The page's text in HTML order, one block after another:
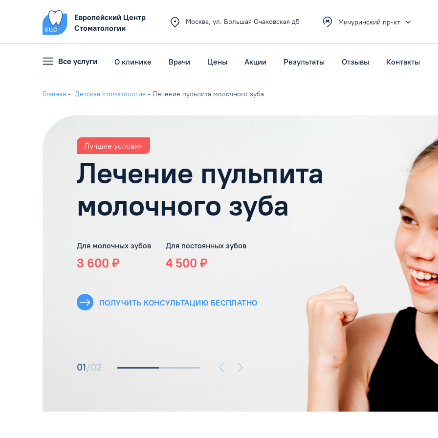
Европейский Центр
Стоматологии
Все услуги О клинике Врачи Цены Акции Результаты Отзывы Контакты
Москва, ул. Большая Очаковская д5 Мичуринский пр-кт
Главная - Детская стоматология - Лечение пульпита молочного зуба
Лучшие условия
Лечение пульпита
молочного зуба
Для молочных зубов
3 600 ₽
Для постоянных зубов
4 500 ₽
ПОЛУЧИТЬ КОНСУЛЬТАЦИЮ БЕСПЛАТНО
01/02